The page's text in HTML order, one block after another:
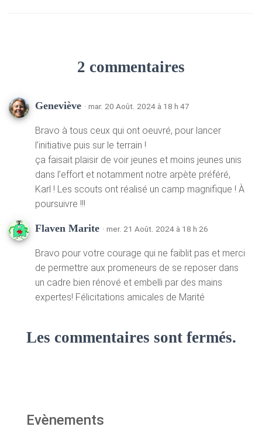
2 commentaires
Geneviève · mar. 20 Août. 2024 à 18 h 47
Bravo à tous ceux qui ont oeuvré, pour lancer
l’initiative puis sur le terrain !
ça faisait plaisir de voir jeunes et moins jeunes unis
dans l’effort et notamment notre arpète préféré,
Karl ! Les scouts ont réalisé un camp magnifique ! À
poursuivre !!!
Flaven Marite · mer. 21 Août. 2024 à 18 h 26
Bravo pour votre courage qui ne faiblit pas et merci
de permettre aux promeneurs de se reposer dans
un cadre bien rénové et embelli par des mains
expertes! Félicitations amicales de Marité
Les commentaires sont fermés.
Evènements